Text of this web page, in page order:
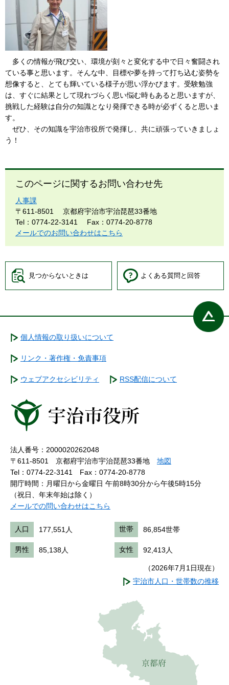
多くの情報が飛び交い、環境が刻々と変化する中で日々奮闘され
ている事と思います。そんな中、目標や夢を持って打ち込む姿勢を
想像すると、とても輝いている様子が思い浮かびます。受験勉強
は、すぐに結果として現れづらく思い悩む時もあると思いますが、
挑戦した経験は自分の知識となり発揮できる時が必ずくると思いま
す。
​ ぜひ、その知識を宇治市役所で発揮し、共に頑張っていきましょ
う！
このページに関するお問い合わせ先
人事課
〒611-8501
京都府宇治市宇治琵琶33番地
Tel：0774-22-3141
Fax：0774-20-8778
メールでのお問い合わせはこちら
見つからないときは よくある質問と回答
個人情報の取り扱いについて
リンク・著作権・免責事項
ウェブアクセシビリティ RSS配信について
法人番号：2000020262048
〒611-8501 京都府宇治市宇治琵琶33番地 地図
Tel：0774-22-3141
Fax：0774-20-8778
開庁時間：月曜日から金曜日 午前8時30分から午後5時15分
（祝日、年末年始は除く）
メールでの問い合わせはこちら
人口 177,551人 世帯 86,854世帯
男性 85,138人 女性 92,413人
（2026年7月1日現在）
宇治市人口・世帯数の推移